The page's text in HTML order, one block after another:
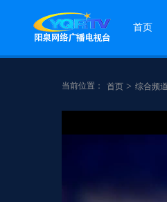
首页
当前位置： 首页 > 综合频